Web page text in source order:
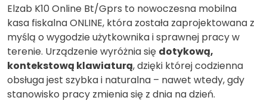
Elzab K10 Online Bt/Gprs to nowoczesna mobilna
kasa fiskalna ONLINE, która została zaprojektowana z
myślą o wygodzie użytkownika i sprawnej pracy w
terenie. Urządzenie wyróżnia się dotykową,
kontekstową klawiaturą, dzięki której codzienna
obsługa jest szybka i naturalna – nawet wtedy, gdy
stanowisko pracy zmienia się z dnia na dzień.